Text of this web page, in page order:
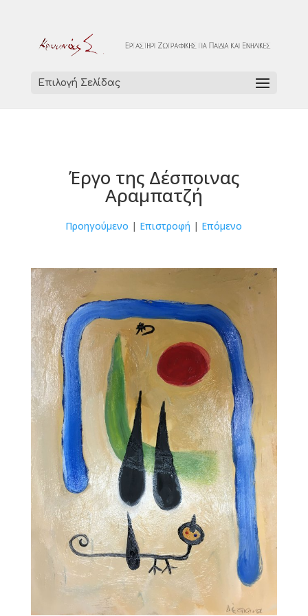
Επιλογή Σελίδας
Έργο της Δέσποινας
Αραμπατζή
Προηγούμενο | Επιστροφή | Επόμενο